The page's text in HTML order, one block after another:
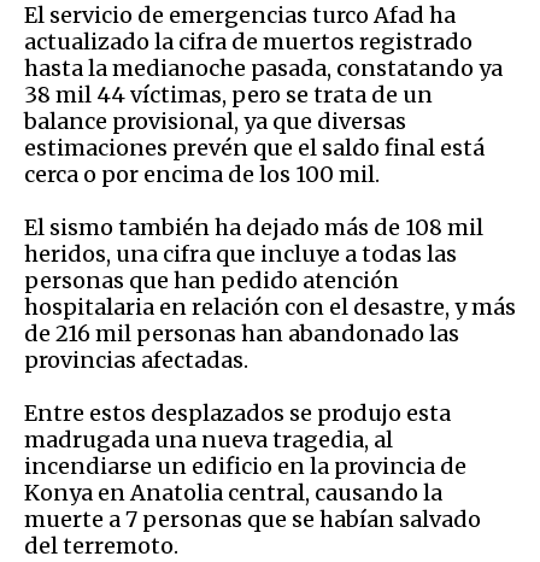
El servicio de emergencias turco Afad ha
actualizado la cifra de muertos registrado
hasta la medianoche pasada, constatando ya
38 mil 44 víctimas, pero se trata de un
balance provisional, ya que diversas
estimaciones prevén que el saldo final está
cerca o por encima de los 100 mil.
El sismo también ha dejado más de 108 mil
heridos, una cifra que incluye a todas las
personas que han pedido atención
hospitalaria en relación con el desastre, y más
de 216 mil personas han abandonado las
provincias afectadas.
Entre estos desplazados se produjo esta
madrugada una nueva tragedia, al
incendiarse un edificio en la provincia de
Konya en Anatolia central, causando la
muerte a 7 personas que se habían salvado
del terremoto.